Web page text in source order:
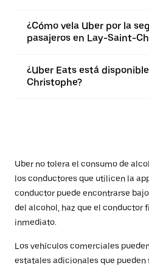
¿Cómo vela Uber por la
pasajeros en Lay-Saint-
¿Uber Eats está
Christophe?
Uber no tolera el consumo de
los conductores que utilicen la
conductor puede encontrarse
del alcohol, haz que el conductor
inmediato.
Los vehículos comerciales
estatales adicionales que pueden